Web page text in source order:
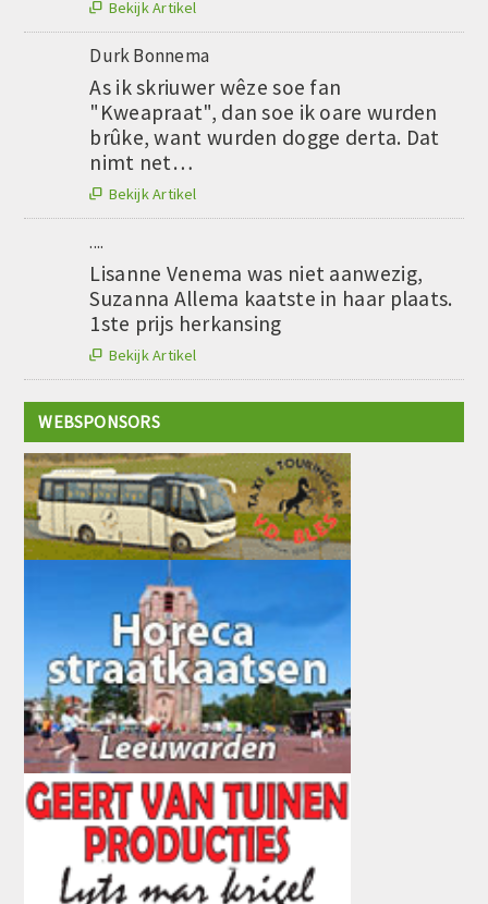
 Bekijk Artikel
Durk Bonnema
As ik skriuwer wêze soe fan
"Kweapraat", dan soe ik oare wurden
brûke, want wurden dogge derta. Dat
nimt net…
 Bekijk Artikel
....
Lisanne Venema was niet aanwezig,
Suzanna Allema kaatste in haar plaats.
1ste prijs herkansing
 Bekijk Artikel
WEBSPONSORS